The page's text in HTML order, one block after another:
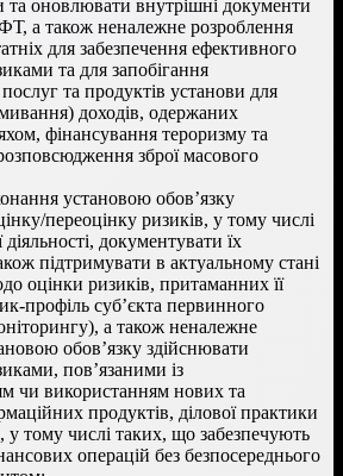
та оновлювати внутрішні документи
а також неналежне розроблення
для забезпечення ефективного
та для запобігання
та продуктів установи для
доходів, одержаних
фінансування тероризму та
зброї масового
установою обов’язку
переоцінку ризиків, у тому числі
документувати їх
підтримувати в актуальному стані
оцінки ризиків, притаманних її
профіль суб’єкта первинного
а також неналежне
обов’язку здійснювати
пов’язаними із
чи використанням нових та
продуктів, ділової практики
у тому числі таких, що забезпечують
операцій без безпосереднього